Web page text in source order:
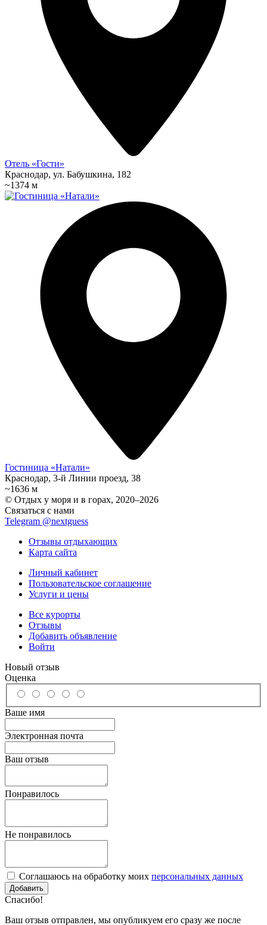
Отель «Гости»
Краснодар, ул. Бабушкина, 182
~1374 м
Гостиница «Натали»
Краснодар, 3-й Линии проезд, 38
~1636 м
© Отдых у моря и в горах, 2020–2026
Связаться с нами
Telegram @nextguess
Отзывы отдыхающих
Карта сайта
Личный кабинет
Пользовательское соглашение
Услуги и цены
Все курорты
Отзывы
Добавить объявление
Войти
Новый отзыв
Оценка
Ваше имя
Электронная почта
Ваш отзыв
Понравилось
Не понравилось
Соглашаюсь на обработку моих персональных данных
Спасибо!
Ваш отзыв отправлен, мы опубликуем его сразу же после